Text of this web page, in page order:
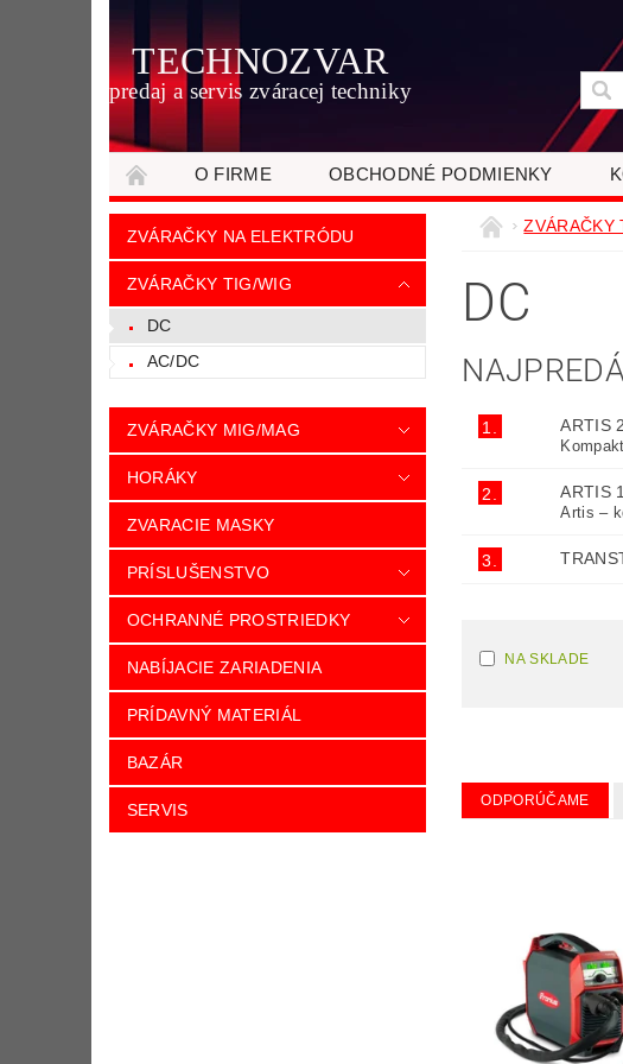
TECHNOZVAR
predaj a servis zváracej techniky
O FIRME OBCHODNÉ PODMIENKY
ZVÁRAČKY NA ELEKTRÓDU
ZVÁRAČKY TIG/WIG
DC
AC/DC
ZVÁRAČKY MIG/MAG
HORÁKY
ZVARACIE MASKY
PRÍSLUŠENSTVO
OCHRANNÉ PROSTRIEDKY
NABÍJACIE ZARIADENIA
PRÍDAVNÝ MATERIÁL
BAZÁR
SERVIS
ZVÁRAČKY
DC
1. ARTIS
2. ARTIS
Artis –
3.
NA SKLADE
ODPORÚČAME